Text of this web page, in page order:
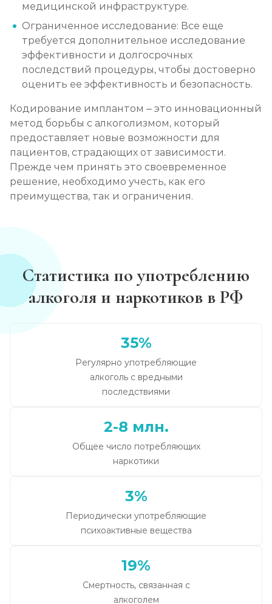
Социализация алкоголиков
от 1 000 ₽/сеанс Записаться
медицинской инфраструктуре.
Ограниченное исследование: Все еще
требуется дополнительное исследование
эффективности и долгосрочных
последствий процедуры, чтобы достоверно
оценить ее эффективность и безопасность.
Кодирование имплантом – это инновационный
метод борьбы с алкоголизмом, который
предоставляет новые возможности для
пациентов, страдающих от зависимости.
Прежде чем принять это своевременное
решение, необходимо учесть, как его
преимущества, так и ограничения.
Статистика по употреблению
алкоголя и наркотиков в РФ
35%
Регулярно употребляющие
алкоголь с вредными
последствиями
2-8 млн.
Общее число потребляющих
наркотики
3%
Периодически употребляющие
психоактивные вещества
19%
Смертность, связанная с
алкоголем